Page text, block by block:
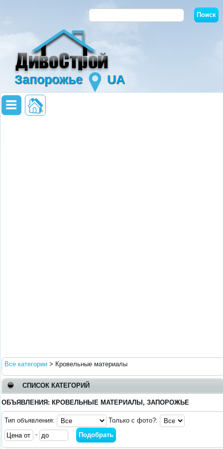
Запорожье UA
Все категории > Кровельные материалы
СПИСОК КАТЕГОРИЙ
ОБЪЯВЛЕНИЯ: КРОВЕЛЬНЫЕ МАТЕРИАЛЫ, ЗАПОРОЖЬЕ
Тип объявления:
Только с фото?:
-